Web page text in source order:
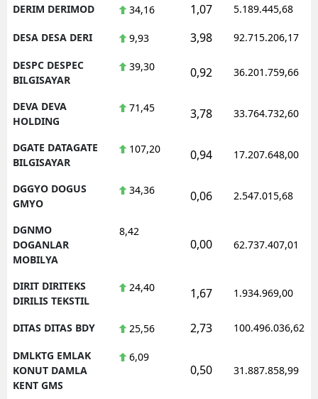
DERIM DERIMOD 34,16 1,07 5.189.445,68
DESA DESA DERI 9,93 3,98 92.715.206,17
DESPC DESPEC
BILGISAYAR
39,30 0,92 36.201.759,66
DEVA DEVA
HOLDING
71,45 3,78 33.764.732,60
DGATE DATAGATE
BILGISAYAR
107,20 0,94 17.207.648,00
DGGYO DOGUS
GMYO
34,36 0,06 2.547.015,68
DGNMO
DOGANLAR
MOBILYA
8,42
0,00 62.737.407,01
DIRIT DIRITEKS
DIRILIS TEKSTIL
24,40 1,67 1.934.969,00
DITAS DITAS BDY 25,56 2,73 100.496.036,62
DMLKTG EMLAK
KONUT DAMLA
KENT GMS
6,09
0,50 31.887.858,99